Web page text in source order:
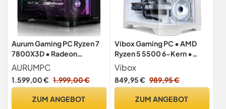
Aurum Gaming PC Ryzen 7
7800X3D • Radeon
RX9060XT 16GB • 16GB
DDR5 • 1000GB M.2 SSD •
Windows 11 • Luftkühlung •
Computer Gaming Rechner
AURUMPC
1.599,00 € 1.999,00 €
ZUM ANGEBOT
Vibox Gaming PC • AMD
Ryzen 5 5500 6-Kern •
Nvidia RTX 3050 6GB •
16GB RAM • 500GB SSD •
Windows 11 • WLAN 6 +
Vibox
849,95 € 989,95 €
ZUM ANGEBOT